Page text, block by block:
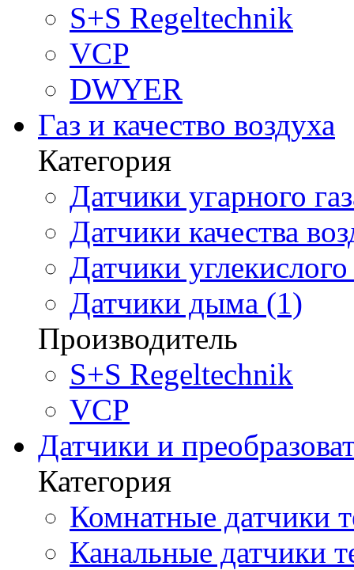
S+S Regeltechnik
VCP
DWYER
Газ и качество воздуха
Категория
Датчики угарного
Датчики качества
Датчики
Датчики дыма (1)
Производитель
S+S Regeltechnik
VCP
Датчики и
Категория
Комнатные датчики
Канальные датчики